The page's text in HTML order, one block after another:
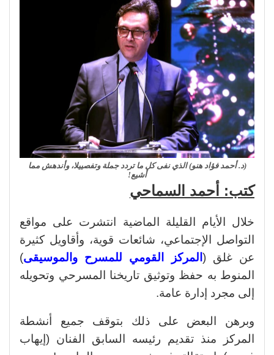
(د. أحمد فؤاد هنو) الذي نفى كل ما تردد جملة وتفصييلا، وأندهش مما
أشيع!
كتب: أحمد السماحي
خلال الأيام القليلة الماضية انتشرت على مواقع
التواصل الإجتماعي، شائعات قوية، وأقاويل كثيرة
عن غلق ( المركز القومي للمسرح والموسيقى)
المنوط به حفظ وتوثيق تاريخنا المسرحي وتحويله
إلى مجرد إدارة عامة.
وبرهن البعض على ذلك بتوقف جميع أنشطة
المركز منذ تقديم رئيسه السابق الفنان (إيهاب